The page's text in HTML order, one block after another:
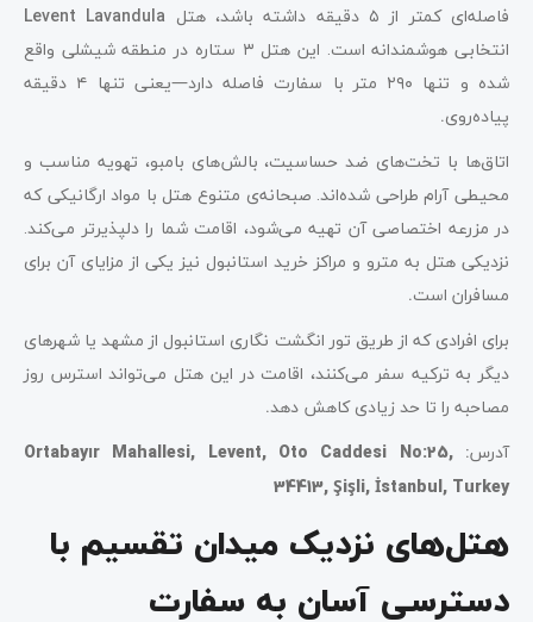
فاصله‌ای کمتر از ۵ دقیقه داشته باشد، هتل
انتخابی هوشمندانه است. این هتل ۳ ستاره در منطقه شیشلی واقع
شده و تنها ۲۹۰
متر با سفارت فاصله دارد—یعنی تنها ۴
دقیقه
پیاده‌روی.
اتاق‌ها با تخت‌های ضد حساسیت، بالش‌های بامبو، تهویه مناسب و
محیطی آرام طراحی شده‌اند. صبحانه‌ی متنوع هتل با مواد ارگانیکی که
در مزرعه اختصاصی آن تهیه می‌شود، اقامت شما را دلپذیرتر می‌کند.
نزدیکی هتل به مترو و مراکز خرید استانبول نیز یکی از مزایای آن برای
مسافران است.
برای افرادی که از طریق تور انگشت نگاری استانبول از مشهد یا شهرهای
دیگر به ترکیه سفر می‌کنند، اقامت در این هتل می‌تواند استرس روز
مصاحبه را تا حد زیادی کاهش دهد.
آدرس:
Ortabayır Mahallesi, Levent, Oto Caddesi No:25,
34413, Şişli, İstanbul, Turkey
هتل‌های نزدیک میدان تقسیم با
دسترسی آسان به سفارت